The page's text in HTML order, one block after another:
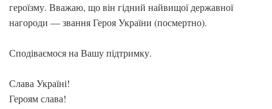
героїзму. Вважаю, що він гідний найвищої державної
нагороди — звання Героя України (посмертно).
Сподіваємося на Вашу підтримку.
Слава Україні!
Героям слава!